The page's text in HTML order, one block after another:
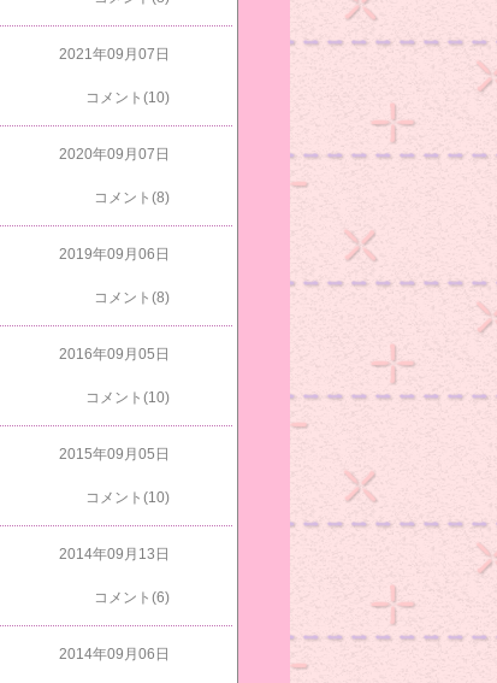
2021年09月07日
コメント(10)
2020年09月07日
コメント(8)
2019年09月06日
コメント(8)
2016年09月05日
コメント(10)
2015年09月05日
コメント(10)
2014年09月13日
コメント(6)
2014年09月06日